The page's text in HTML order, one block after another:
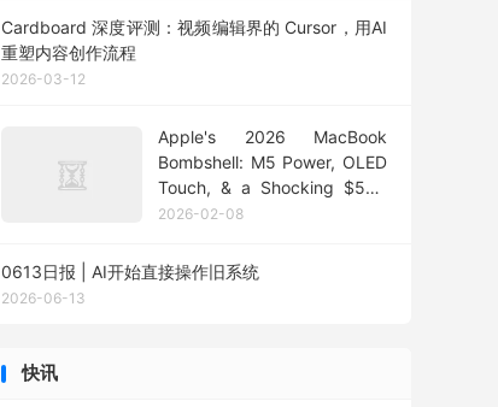
Cardboard 深度评测：视频编辑界的 Cursor，用AI
重塑内容创作流程
2026-03-12
Apple's 2026 MacBook
Bombshell: M5 Power, OLED
Touch, & a Shocking $599
Budget Mac Revealed?
2026-02-08
0613日报 | AI开始直接操作旧系统
2026-06-13
快讯